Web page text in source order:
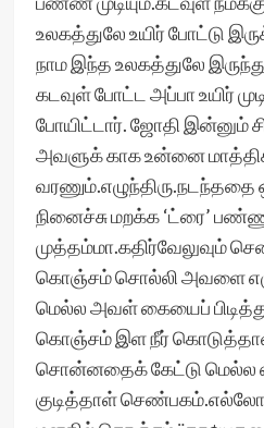
உலகத்துலே உயிர் போட்டு
நாம இந்த உலகத்துலே
கடவுள் போட்ட அப்பா உயிர்
போயிட்டார். ஜோதி
அவளுக் காக உன்னை
நினைச்சு மறக்க ‘ட்ரை’
முத்தம்மா.கதிர்வேலுவும்
கொஞ்சம் சொல்லி அவளை
மெல்ல அவள் கையைப்
கொஞ்சம் இள நீர்
சொன்னதைக் கேட்டு மெல்ல
குடித்தாள்